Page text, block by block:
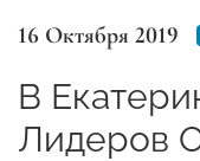
16 Октября 2019
В
Лидеров